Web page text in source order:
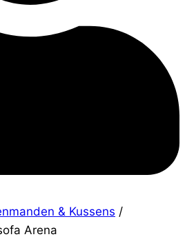
& Kussens /
Arena